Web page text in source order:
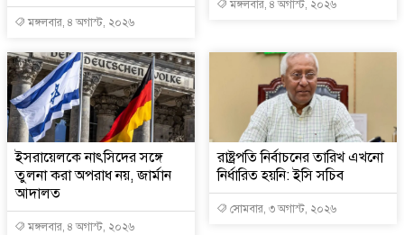
মঙ্গলবার, ৪ অগাস্ট, ২০২৬
মঙ্গলবার, ৪ অগাস্ট, ২০২৬
ইসরায়েলকে নাৎসিদের সঙ্গে
তুলনা করা অপরাধ নয়, জার্মান
আদালত
মঙ্গলবার, ৪ অগাস্ট, ২০২৬
রাষ্ট্রপতি নির্বাচনের তারিখ এখনো
নির্ধারিত হয়নি: ইসি সচিব
সোমবার, ৩ অগাস্ট, ২০২৬